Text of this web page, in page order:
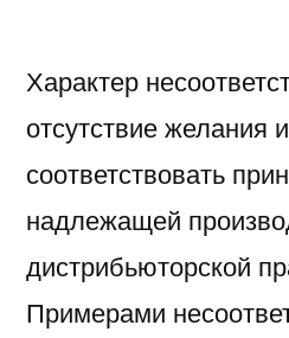
Характер
отсутствие желания
соответствовать
надлежащей
дистрибьюторской
Примерами